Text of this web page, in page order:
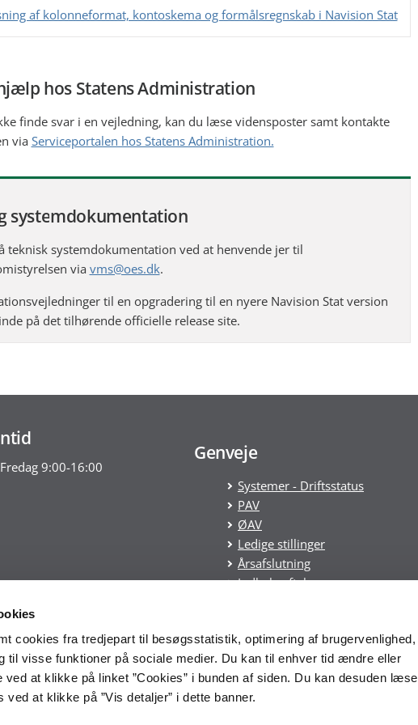
cookies fra tredjepart til besøgsstatistik, optimering af brugervenlighed,
til visse funktioner på sociale medier. Du kan til enhver tid ændre eller
at klikke på linket ”Cookies” i bunden af siden. Du kan desuden læse
at klikke på ”Vis detaljer” i dette banner.
af kolonneformat, kontoskema og formålsregnskab i Navision Stat
hos Statens Administration
finde svar i en vejledning, kan du læse vidensposter samt kontakte
via Serviceportalen hos Statens Administration.
systemdokumentation
teknisk systemdokumentation ved at henvende jer til
via vms@oes.dk.
til en opgradering til en nyere Navision Stat version
på det tilhørende officielle release site.
9:00-16:00
Genveje
Systemer - Driftsstatus
PAV
ØAV
Ledige stillinger
Årsafslutning
Indkøbsaftaler
Tilgængelighedserklæring
Økonomistyrelsens
whistleblowerordning